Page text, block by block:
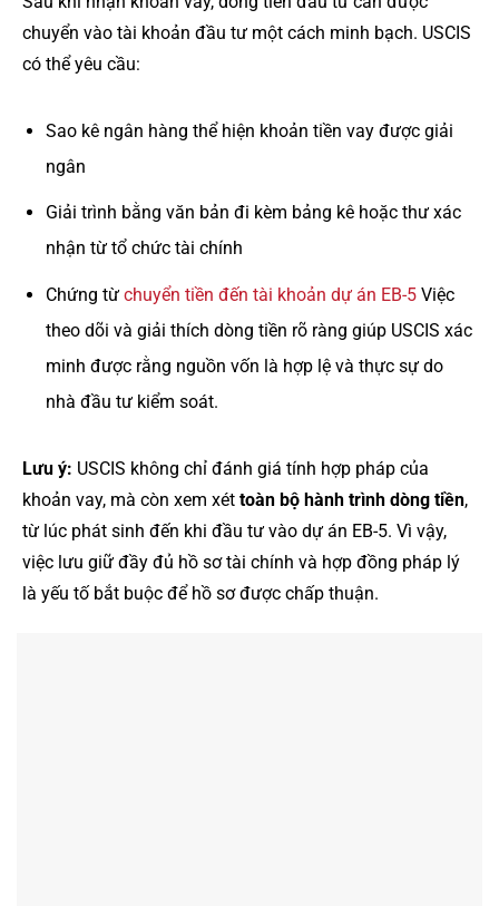
chuyển vào tài khoản đầu tư một cách minh bạch. USCIS
có thể yêu cầu:
Sao kê ngân hàng thể hiện khoản tiền vay được giải
ngân
Giải trình bằng văn bản đi kèm bảng kê hoặc thư xác
nhận từ tổ chức tài chính
Chứng từ chuyển tiền đến tài khoản dự án EB-5 Việc
theo dõi và giải thích dòng tiền rõ ràng giúp USCIS xác
minh được rằng nguồn vốn là hợp lệ và thực sự do
nhà đầu tư kiểm soát.
Lưu ý: USCIS không chỉ đánh giá tính hợp pháp của
khoản vay, mà còn xem xét toàn bộ hành trình dòng tiền,
từ lúc phát sinh đến khi đầu tư vào dự án EB-5. Vì vậy,
việc lưu giữ đầy đủ hồ sơ tài chính và hợp đồng pháp lý
là yếu tố bắt buộc để hồ sơ được chấp thuận.